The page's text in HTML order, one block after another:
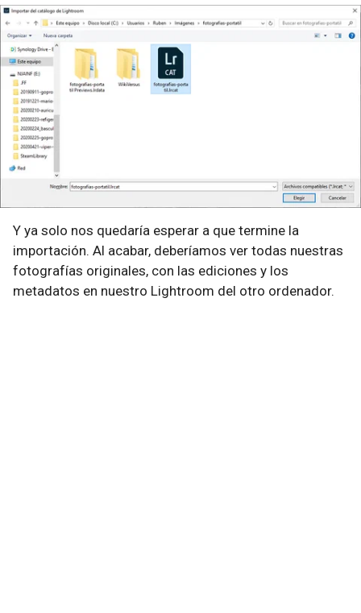
Y ya solo nos quedaría esperar a que termine la
importación. Al acabar, deberíamos ver todas nuestras
fotografías originales, con las ediciones y los
metadatos en nuestro Lightroom del otro ordenador.